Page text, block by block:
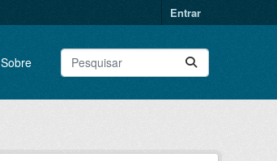
Entrar
Sobre